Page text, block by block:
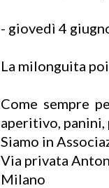
- giovedì 4
La milonguita
Come sempre
aperitivo,
Siamo in
Via privata
Milano